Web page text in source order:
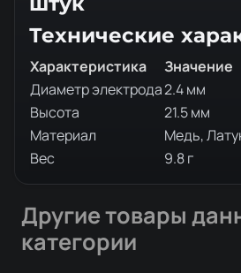
Технические
Характеристика
Значение
Диаметр электрода2.4 мм
Высота
21.5 мм
Материал
Медь,
Вес
9.8 г
Другие товары
категории